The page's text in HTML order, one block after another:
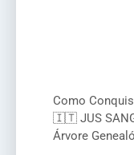
Como
🇮🇹 JUS
Árvore